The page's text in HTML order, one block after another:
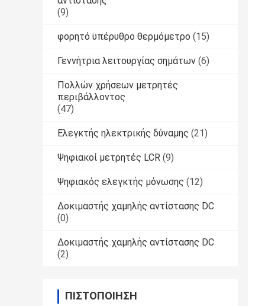
(9)
φορητό υπέρυθρο θερμόμετρο (15)
Γεννήτρια λειτουργίας σημάτων (6)
Πολλών χρήσεων μετρητές
περιβάλλοντος
(47)
Ελεγκτής ηλεκτρικής δύναμης (21)
Ψηφιακοί μετρητές LCR (9)
Ψηφιακός ελεγκτής μόνωσης (12)
Δοκιμαστής χαμηλής αντίστασης DC
(0)
Δοκιμαστής χαμηλής αντίστασης DC
(2)
ΠΙΣΤΟΠΟΊΗΣΗ